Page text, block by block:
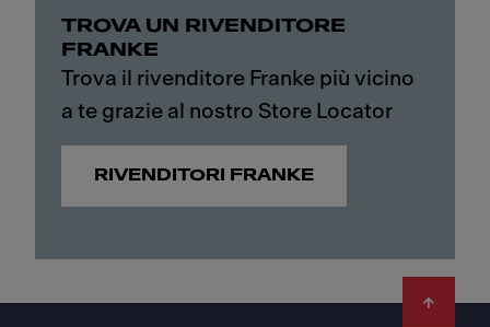
TROVA UN RIVENDITORE
FRANKE
Trova il rivenditore Franke più vicino
a te grazie al nostro Store Locator
RIVENDITORI FRANKE